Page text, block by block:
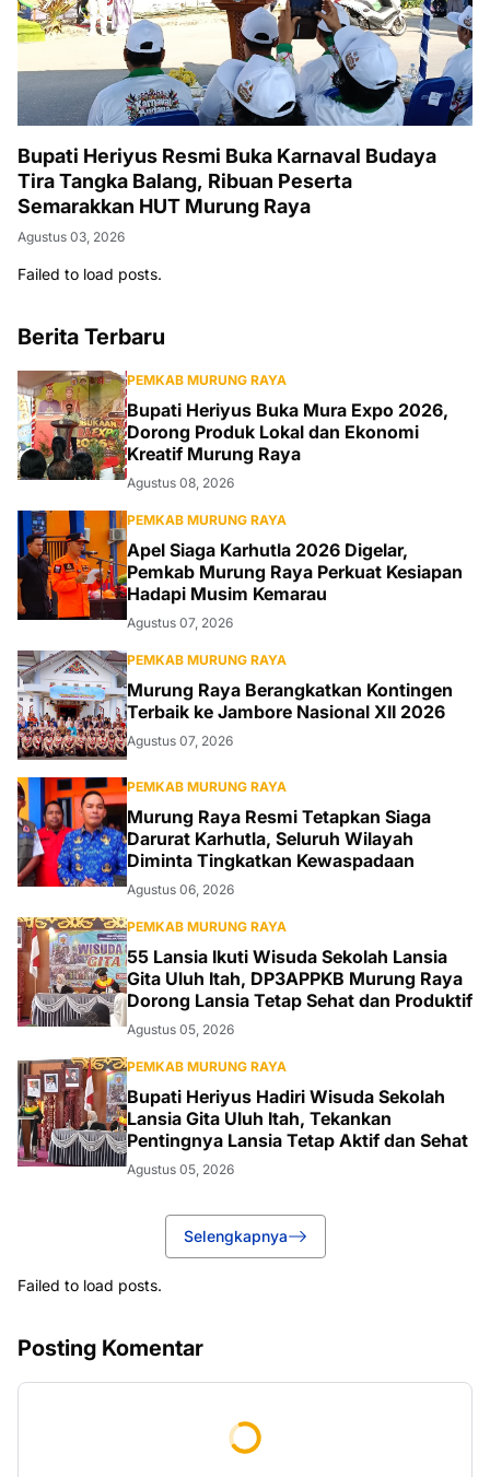
Bupati Heriyus Resmi Buka Karnaval Budaya
Tira Tangka Balang, Ribuan Peserta
Semarakkan HUT Murung Raya
Agustus 03, 2026
Failed to load posts.
Berita Terbaru
PEMKAB MURUNG RAYA
Bupati Heriyus Buka Mura Expo 2026,
Dorong Produk Lokal dan Ekonomi
Kreatif Murung Raya
Agustus 08, 2026
PEMKAB MURUNG RAYA
Apel Siaga Karhutla 2026 Digelar,
Pemkab Murung Raya Perkuat Kesiapan
Hadapi Musim Kemarau
Agustus 07, 2026
PEMKAB MURUNG RAYA
Murung Raya Berangkatkan Kontingen
Terbaik ke Jambore Nasional XII 2026
Agustus 07, 2026
PEMKAB MURUNG RAYA
Murung Raya Resmi Tetapkan Siaga
Darurat Karhutla, Seluruh Wilayah
Diminta Tingkatkan Kewaspadaan
Agustus 06, 2026
PEMKAB MURUNG RAYA
55 Lansia Ikuti Wisuda Sekolah Lansia
Gita Uluh Itah, DP3APPKB Murung Raya
Dorong Lansia Tetap Sehat dan Produktif
Agustus 05, 2026
PEMKAB MURUNG RAYA
Bupati Heriyus Hadiri Wisuda Sekolah
Lansia Gita Uluh Itah, Tekankan
Pentingnya Lansia Tetap Aktif dan Sehat
Agustus 05, 2026
Selengkapnya
Failed to load posts.
Posting Komentar